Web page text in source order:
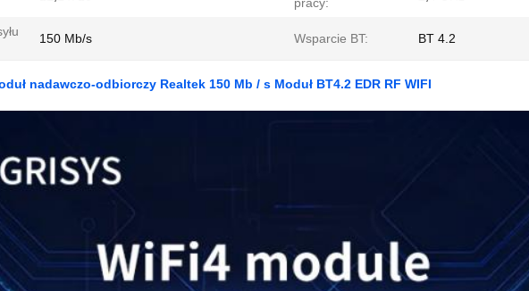
150 Mb/s Wsparcie BT: BT 4.2
nadawczo-odbiorczy Realtek 150 Mb / s Moduł BT4.2 EDR RF WIFI